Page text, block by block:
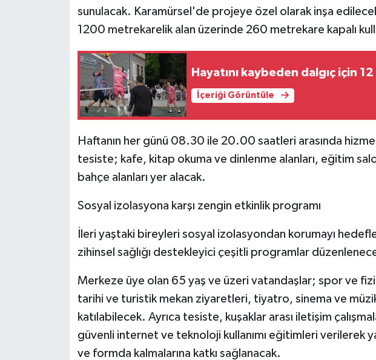
sunulacak. Karamürsel'de projeye özel olarak inşa
1200 metrekarelik alan üzerinde 260 metrekare kapalı
Hayatını kaybeden dalgıç için 12
İçeriği Görüntüle
Haftanın her günü 08.30 ile 20.00 saatleri arasında
tesiste; kafe, kitap okuma ve dinlenme alanları, eğitim
bahçe alanları yer alacak.
Sosyal izolasyona karşı zengin etkinlik programı
İleri yaştaki bireyleri sosyal izolasyondan korumayı
zihinsel sağlığı destekleyici çeşitli programlar
Merkeze üye olan 65 yaş ve üzeri vatandaşlar; spor ve
tarihi ve turistik mekan ziyaretleri, tiyatro, sinema ve
katılabilecek. Ayrıca tesiste, kuşaklar arası iletişim
güvenli internet ve teknoloji kullanımı eğitimleri verilerek
ve formda kalmalarına katkı sağlanacak.